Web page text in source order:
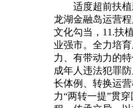
适度超前扶植
龙湖金融岛运营
文化勾当，11.扶
业强市。全力培
力、有带动力的
成年人违法犯罪
长体例、转换运
力“两转一提”贯